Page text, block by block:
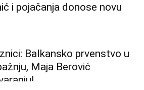
u Mia Body Space:
izazov i transformišite